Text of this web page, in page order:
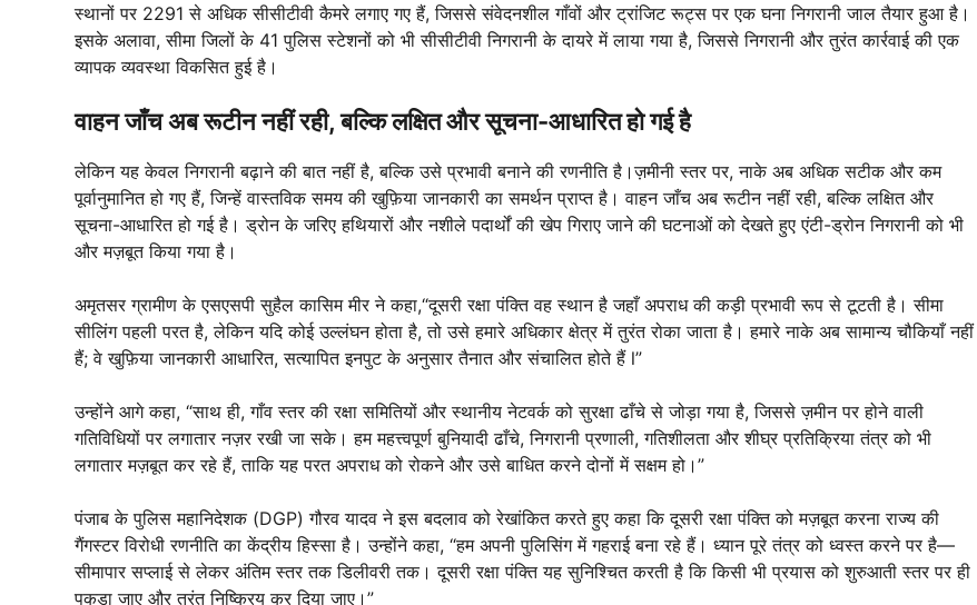
स्थानों पर 2291 से अधिक सीसीटीवी कैमरे लगाए गए हैं, जिससे संवेदनशील गाँवों और ट्रांजिट रूट्स पर एक घना निगरानी जाल तैयार हुआ है।
इसके अलावा, सीमा जिलों के 41 पुलिस स्टेशनों को भी सीसीटीवी निगरानी के दायरे में लाया गया है, जिससे निगरानी और तुरंत कार्रवाई की एक
व्यापक व्यवस्था विकसित हुई है।
वाहन जाँच अब रूटीन नहीं रही, बल्कि लक्षित और सूचना-आधारित हो गई है
लेकिन यह केवल निगरानी बढ़ाने की बात नहीं है, बल्कि उसे प्रभावी बनाने की रणनीति है।ज़मीनी स्तर पर, नाके अब अधिक सटीक और कम
पूर्वानुमानित हो गए हैं, जिन्हें वास्तविक समय की खुफ़िया जानकारी का समर्थन प्राप्त है। वाहन जाँच अब रूटीन नहीं रही, बल्कि लक्षित और
सूचना-आधारित हो गई है। ड्रोन के जरिए हथियारों और नशीले पदार्थों की खेप गिराए जाने की घटनाओं को देखते हुए एंटी-ड्रोन निगरानी को भी
और मज़बूत किया गया है।
अमृतसर ग्रामीण के एसएसपी सुहैल कासिम मीर ने कहा,“दूसरी रक्षा पंक्ति वह स्थान है जहाँ अपराध की कड़ी प्रभावी रूप से टूटती है। सीमा
सीलिंग पहली परत है, लेकिन यदि कोई उल्लंघन होता है, तो उसे हमारे अधिकार क्षेत्र में तुरंत रोका जाता है। हमारे नाके अब सामान्य चौकियाँ नहीं
हैं; वे खुफ़िया जानकारी आधारित, सत्यापित इनपुट के अनुसार तैनात और संचालित होते हैं l”
उन्होंने आगे कहा, “साथ ही, गाँव स्तर की रक्षा समितियों और स्थानीय नेटवर्क को सुरक्षा ढाँचे से जोड़ा गया है, जिससे ज़मीन पर होने वाली
गतिविधियों पर लगातार नज़र रखी जा सके। हम महत्त्वपूर्ण बुनियादी ढाँचे, निगरानी प्रणाली, गतिशीलता और शीघ्र प्रतिक्रिया तंत्र को भी
लगातार मज़बूत कर रहे हैं, ताकि यह परत अपराध को रोकने और उसे बाधित करने दोनों में सक्षम हो।”
पंजाब के पुलिस महानिदेशक (DGP) गौरव यादव ने इस बदलाव को रेखांकित करते हुए कहा कि दूसरी रक्षा पंक्ति को मज़बूत करना राज्य की
गैंगस्टर विरोधी रणनीति का केंद्रीय हिस्सा है। उन्होंने कहा, “हम अपनी पुलिसिंग में गहराई बना रहे हैं। ध्यान पूरे तंत्र को ध्वस्त करने पर है—
सीमापार सप्लाई से लेकर अंतिम स्तर तक डिलीवरी तक। दूसरी रक्षा पंक्ति यह सुनिश्चित करती है कि किसी भी प्रयास को शुरुआती स्तर पर ही
पकड़ा जाए और तुरंत निष्क्रिय कर दिया जाए।”